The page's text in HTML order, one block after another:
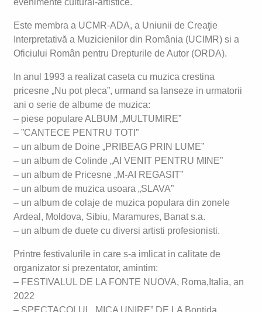
Este membra a UCMR-ADA, a Uniunii de Creaţie
Interpretativă a Muzicienilor din România (UCIMR) si a
Oficiului Român pentru Drepturile de Autor (ORDA).
In anul 1993 a realizat caseta cu muzica crestina
pricesne „Nu pot pleca”, urmand sa lanseze in urmatorii
ani o serie de albume de muzica:
– piese populare ALBUM „MULTUMIRE”
– ”CANTECE PENTRU TOTI”
– un album de Doine „PRIBEAG PRIN LUME”
– un album de Colinde „AI VENIT PENTRU MINE”
– un album de Pricesne „M-AI REGASIT”
– un album de muzica usoara „SLAVA”
– un album de colaje de muzica populara din zonele
Ardeal, Moldova, Sibiu, Maramures, Banat s.a.
– un album de duete cu diversi artisti profesionisti.
Printre festivalurile in care s-a imlicat in calitate de
organizator si prezentator, amintim:
– FESTIVALUL DE LA FONTE NUOVA, Roma,Italia, an
2022
– SPECTACOLUL „MICA UNIRE” DE LA Bontida,